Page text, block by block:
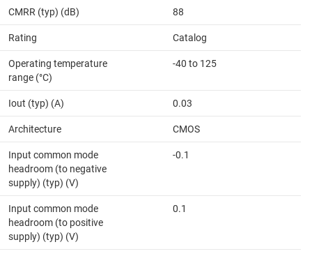
CMRR (typ) (dB) 88
Rating Catalog
Operating temperature
range (°C)
-40 to 125
Iout (typ) (A) 0.03
Architecture CMOS
Input common mode
headroom (to negative
supply) (typ) (V)
-0.1
Input common mode
headroom (to positive
supply) (typ) (V)
0.1